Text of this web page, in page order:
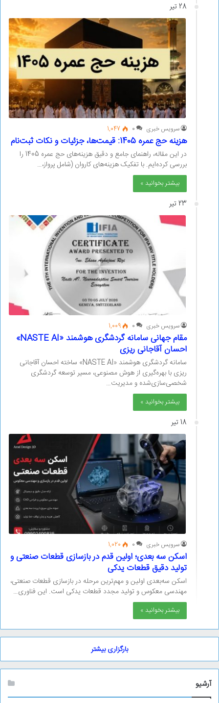
28 تیر
سرویس خبری 0
1,047
هزینه حج عمره 1405: قیمت‌ها، جزئیات و نکات ثبت‌نام
در این مقاله، راهنمای جامع و دقیق هزینه‌های حج عمره 1405 را
بررسی کرده‌ایم. با تفکیک هزینه‌های کاروان (شامل پرواز،…
بیشتر بخوانید »
23 تیر
سرویس خبری 0
1,009
مقام جهانی سامانه گردشگری هوشمند «NASTE AI»
احسان آقاجانی ریزی
سامانه گردشگری هوشمند «NASTE AI» ساخته احسان آقاجانی
ریزی با بهره‌گیری از هوش مصنوعی، مسیر توسعه گردشگری
شخصی‌سازی‌شده و مدیریت…
بیشتر بخوانید »
18 تیر
سرویس خبری 0
1,020
اسکن سه بعدی؛ اولین قدم در بازسازی قطعات صنعتی و
تولید دقیق قطعات یدکی
اسکن سه‌بعدی اولین و مهم‌ترین مرحله در بازسازی قطعات صنعتی،
مهندسی معکوس و تولید مجدد قطعات یدکی است. این فناوری…
بیشتر بخوانید »
بارگزاری بیشتر
آرشیو